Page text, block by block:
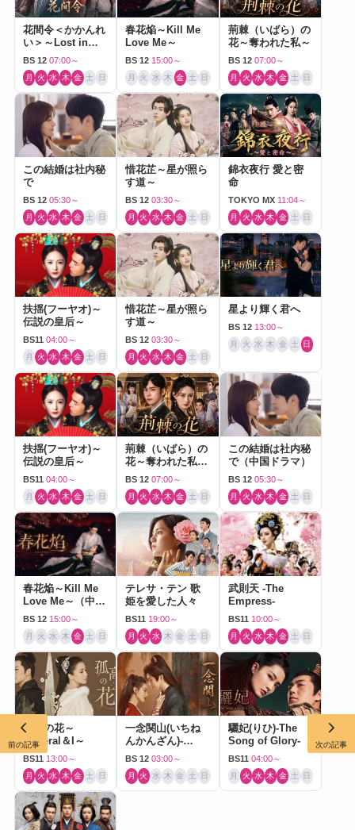
花間令＜かかんれ
い＞～Lost in
Love～
BS 12 07:00～
月 火 水 木 金 土 日
春花焔～Kill Me
Love Me～
BS 12 15:00～
月 火 水 木 金 土 日
荊棘（いばら）の
花～奪われた私～
BS 12 07:00～
月 火 水 木 金 土 日
この結婚は社内秘
で
BS 12 05:30～
月 火 水 木 金 土 日
惜花芷～星が照ら
す道～
BS 12 03:30～
月 火 水 木 金 土 日
錦衣夜行 愛と密
命
TOKYO MX 11:04～
月 火 水 木 金 土 日
扶揺(フーヤオ)～
伝説の皇后～
BS11 04:00～
月 火 水 木 金 土 日
惜花芷～星が照ら
す道～
BS 12 03:30～
月 火 水 木 金 土 日
星より輝く君へ
BS 12 13:00～
月 火 水 木 金 土 日
扶揺(フーヤオ)～
伝説の皇后～
BS11 04:00～
月 火 水 木 金 土 日
荊棘（いばら）の
花～奪われた私～
（中国ドラマ）
BS 12 07:00～
月 火 水 木 金 土 日
この結婚は社内秘
で（中国ドラマ）
BS 12 05:30～
月 火 水 木 金 土 日
春花焔～Kill Me
Love Me～（中国
ドラマ）
BS 12 15:00～
月 火 水 木 金 土 日
テレサ・テン 歌
姫を愛した人々
BS11 19:00～
月 火 水 木 金 土 日
武則天 -The
Empress-
BS11 10:00～
月 火 水 木 金 土 日
孤高の花～
General＆I～
BS11 13:00～
月 火 水 木 金 土 日
一念関山(いちね
んかんざん)-
Journey to Love-
BS 12 03:00～
月 火 水 木 金 土 日
驪妃(りひ)-The
Song of Glory-
BS11 04:00～
月 火 水 木 金 土 日
前の記事 次の記事